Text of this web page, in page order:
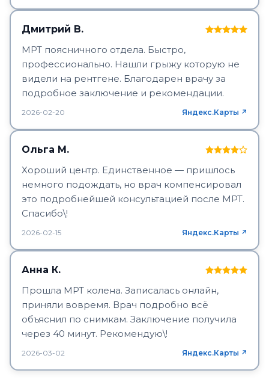
Дмитрий В.
МРТ поясничного отдела. Быстро,
профессионально. Нашли грыжу которую не
видели на рентгене. Благодарен врачу за
подробное заключение и рекомендации.
2026-02-20 Яндекс.Карты ↗
Ольга М.
Хороший центр. Единственное — пришлось
немного подождать, но врач компенсировал
это подробнейшей консультацией после МРТ.
Спасибо\!
2026-02-15 Яндекс.Карты ↗
Анна К.
Прошла МРТ колена. Записалась онлайн,
приняли вовремя. Врач подробно всё
объяснил по снимкам. Заключение получила
через 40 минут. Рекомендую\!
2026-03-02 Яндекс.Карты ↗